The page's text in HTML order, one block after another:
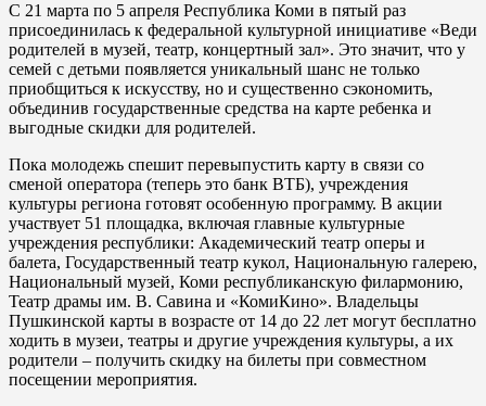
С 21 марта по 5 апреля Республика Коми в пятый раз
присоединилась к федеральной культурной инициативе «Веди
родителей в музей, театр, концертный зал». Это значит, что у
семей с детьми появляется уникальный шанс не только
приобщиться к искусству, но и существенно сэкономить,
объединив государственные средства на карте ребенка и
выгодные скидки для родителей.
Пока молодежь спешит перевыпустить карту в связи со
сменой оператора (теперь это банк ВТБ), учреждения
культуры региона готовят особенную программу. В акции
участвует 51 площадка, включая главные культурные
учреждения республики: Академический театр оперы и
балета, Государственный театр кукол, Национальную галерею,
Национальный музей, Коми республиканскую филармонию,
Театр драмы им. В. Савина и «КомиКино». Владельцы
Пушкинской карты в возрасте от 14 до 22 лет могут бесплатно
ходить в музеи, театры и другие учреждения культуры, а их
родители – получить скидку на билеты при совместном
посещении мероприятия.